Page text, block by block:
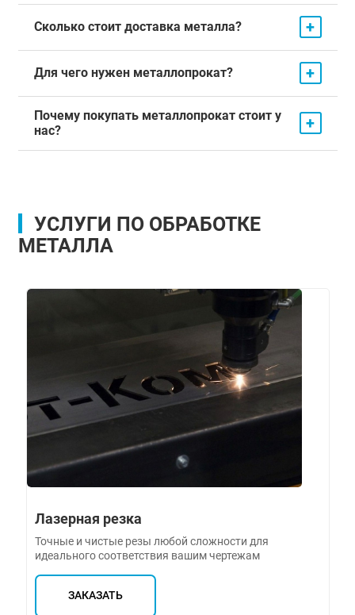
Сколько стоит доставка металла? +
Для чего нужен металлопрокат? +
Почему покупать металлопрокат стоит у
нас?
+
УСЛУГИ ПО ОБРАБОТКЕ
МЕТАЛЛА
Лазерная резка
Точные и чистые резы любой сложности для
идеального соответствия вашим чертежам
ЗАКАЗАТЬ